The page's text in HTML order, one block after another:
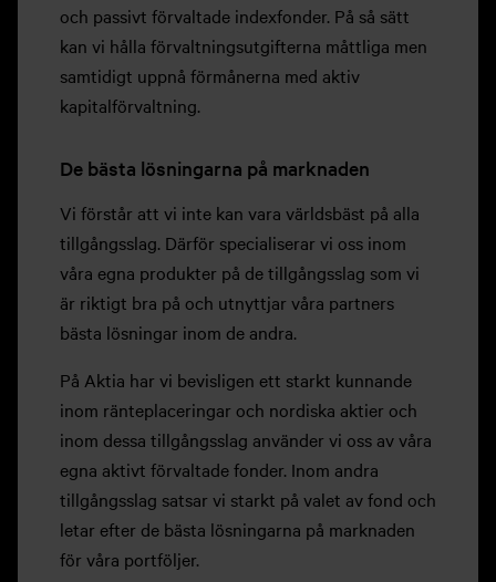
och passivt förvaltade indexfonder. På så sätt
kan vi hålla förvaltningsutgifterna måttliga men
samtidigt uppnå förmånerna med aktiv
kapitalförvaltning.
De bästa lösningarna på marknaden
Vi förstår att vi inte kan vara världsbäst på alla
tillgångsslag. Därför specialiserar vi oss inom
våra egna produkter på de tillgångsslag som vi
är riktigt bra på och utnyttjar våra partners
bästa lösningar inom de andra.
På Aktia har vi bevisligen ett starkt kunnande
inom ränteplaceringar och nordiska aktier och
inom dessa tillgångsslag använder vi oss av våra
egna aktivt förvaltade fonder. Inom andra
tillgångsslag satsar vi starkt på valet av fond och
letar efter de bästa lösningarna på marknaden
för våra portföljer.